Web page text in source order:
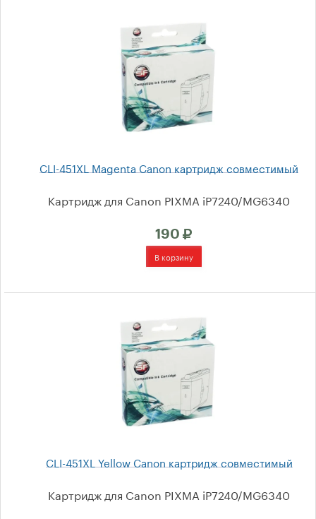
CLI-451XL Magenta Canon картридж совместимый
Картридж для Canon PIXMA iP7240/MG6340
190
CLI-451XL Yellow Canon картридж совместимый
Картридж для Canon PIXMA iP7240/MG6340
Политика возврата товара
Драйверы для принтеров
Соглашение на обработку
персональных данных
О компании
Доставка